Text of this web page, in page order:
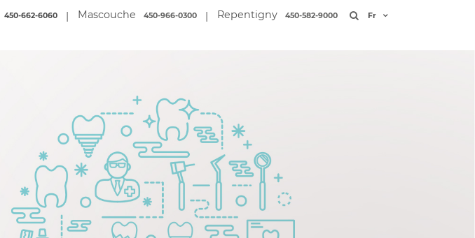
450-662-6060 | Mascouche 450-966-0300 | Repentigny 450-582-9000 Fr